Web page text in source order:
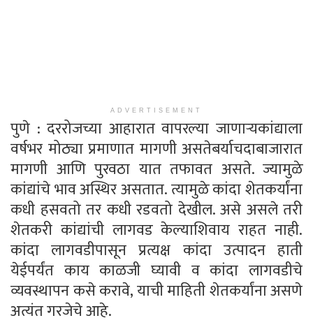
ADVERTISEMENT
पुणे : दररोजच्या आहारात वापरल्या जाणाऱ्यकांद्याला
वर्षभर मोठ्या प्रमाणात मागणी असतेबर्याचदाबाजारात
मागणी आणि पुरवठा यात तफावत असते. ज्यामुळे
कांद्यांचे भाव अस्थिर असतात. त्यामुळे कांदा शेतकर्यांना
कधी हसवतो तर कधी रडवतो देखील. असे असले तरी
शेतकरी कांद्यांची लागवड केल्याशिवाय राहत नाही.
कांदा लागवडीपासून प्रत्यक्ष कांदा उत्पादन हाती
येईपर्यंत काय काळजी घ्यावी व कांदा लागवडीचे
व्यवस्थापन कसे करावे, याची माहिती शेतकर्यांना असणे
अत्यंत गरजेचे आहे.